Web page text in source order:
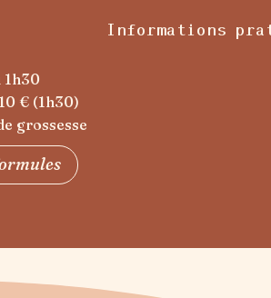
Informations
1h30
€ (1h30)
grossesse